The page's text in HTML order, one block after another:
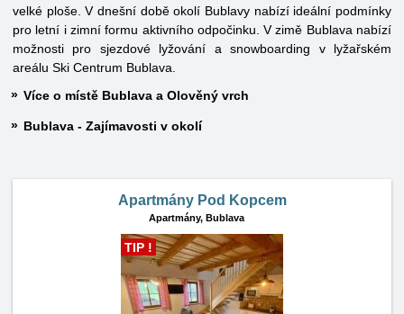
velké ploše. V dnešní době okolí Bublavy nabízí ideální podmínky
pro letní i zimní formu aktivního odpočinku. V zimě Bublava nabízí
možnosti pro sjezdové lyžování a snowboarding v lyžařském
areálu Ski Centrum Bublava.
Více o místě Bublava a Olověný vrch
Bublava - Zajímavosti v okolí
Apartmány Pod Kopcem
Apartmány, Bublava
TIP !